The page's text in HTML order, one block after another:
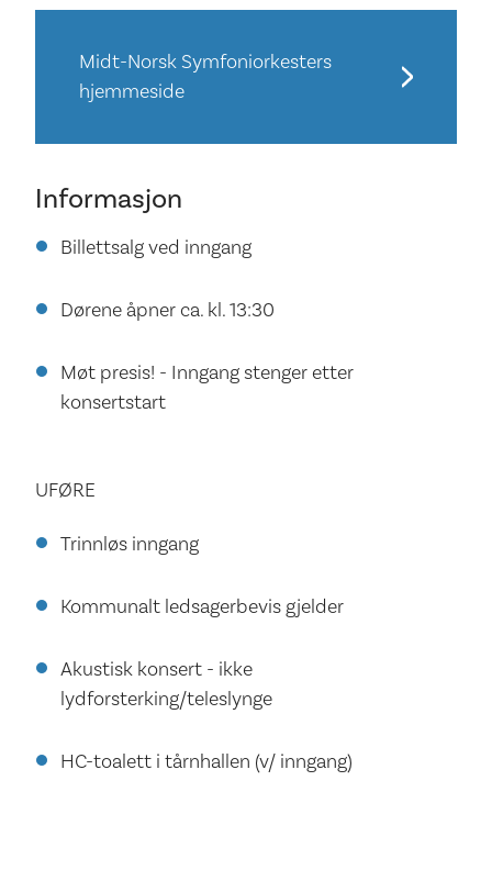
Midt-Norsk Symfoniorkesters
hjemmeside
Informasjon
Billettsalg ved inngang
Dørene åpner ca. kl. 13:30
Møt presis! - Inngang stenger etter
konsertstart
UFØRE
Trinnløs inngang
Kommunalt ledsagerbevis gjelder
Akustisk konsert - ikke
lydforsterking/teleslynge
HC-toalett i tårnhallen (v/ inngang)